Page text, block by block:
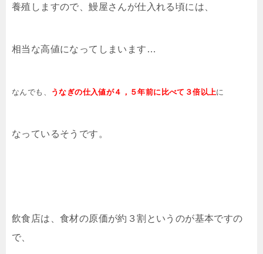
養殖しますので、鰻屋さんが仕入れる頃には、
相当な高値になってしまいます…
なんでも、 うなぎの仕入値が４，５年前に比べて３倍以上に
なっているそうです。
飲食店は、食材の原価が約３割というのが基本ですの
で、